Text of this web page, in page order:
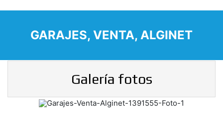
GARAJES, VENTA, ALGINET
Galería fotos